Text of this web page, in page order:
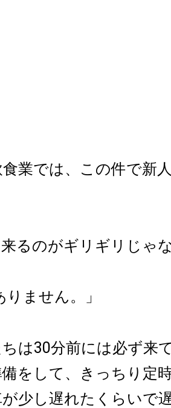
業では、この件で新
来るのがギリギリじゃ
りません。」
ちは30分前には必ず来
備をして、きっちり定
少し遅れたくらいで